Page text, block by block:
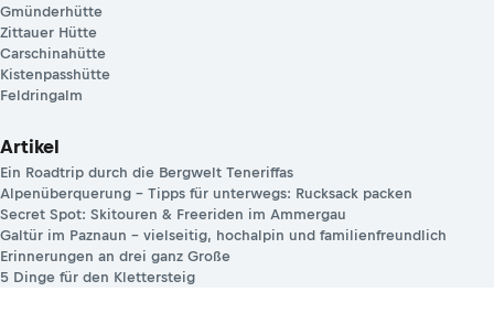
Gmünderhütte
Zittauer Hütte
Carschinahütte
Kistenpasshütte
Feldringalm
Artikel
Ein Roadtrip durch die Bergwelt Teneriffas
Alpenüberquerung – Tipps für unterwegs: Rucksack packen
Secret Spot: Skitouren & Freeriden im Ammergau
Galtür im Paznaun – vielseitig, hochalpin und familienfreundlich
Erinnerungen an drei ganz Große
5 Dinge für den Klettersteig